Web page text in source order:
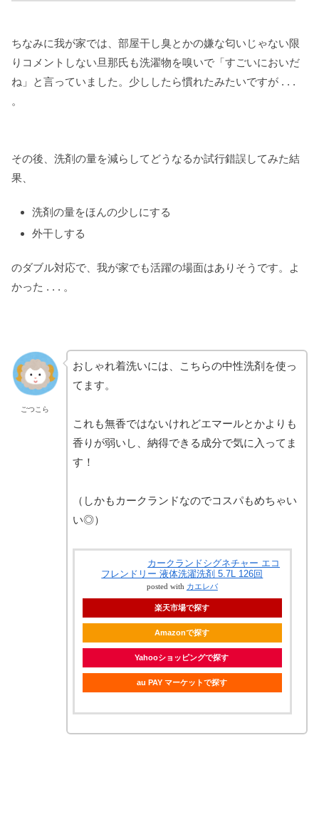
ちなみに我が家では、部屋干し臭とかの嫌な匂いじゃない限
りコメントしない旦那氏も洗濯物を嗅いで「すごいにおいだ
ね」と言っていました。少ししたら慣れたみたいですが . . .
。
その後、洗剤の量を減らしてどうなるか試行錯誤してみた結
果、
洗剤の量をほんの少しにする
外干しする
のダブル対応で、我が家でも活躍の場面はありそうです。よ
かった . . . 。
ごつこら
おしゃれ着洗いには、こちらの中性洗剤を使っ
てます。
これも無香ではないけれどエマールとかよりも
香りが弱いし、納得できる成分で気に入ってま
す！
（しかもカークランドなのでコスパもめちゃい
い◎）
カークランドシグネチャー エコ
フレンドリー 液体洗濯洗剤 5.7L 126回
posted with カエレバ
楽天市場で探す
Amazonで探す
Yahooショッピングで探す
au PAY マーケットで探す